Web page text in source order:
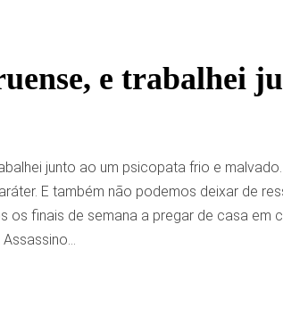
e trabalhei
junto ao um psicopata frio e
E também não podemos deixar de
os finais de semana a pregar de casa em